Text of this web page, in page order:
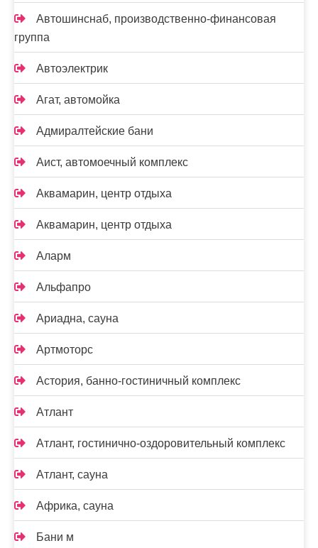
Автошинснаб, производственно-финансовая
группа
Автоэлектрик
Агат, автомойка
Адмиралтейские бани
Аист, автомоечный комплекс
Аквамарин, центр отдыха
Аквамарин, центр отдыха
Аларм
Альфапро
Ариадна, сауна
Артмоторс
Астория, банно-гостиничный комплекс
Атлант
Атлант, гостинично-оздоровительный комплекс
Атлант, сауна
Африка, сауна
Бани м